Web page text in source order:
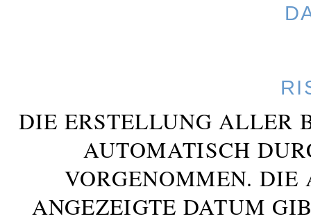
DIE ERSTELLUNG ALLER
AUTOMATISCH
VORGENOMMEN. DIE
ANGEZEIGTE DATUM